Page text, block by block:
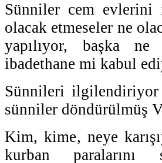
Sünniler cem evlerini
olacak etmeseler ne
yapılıyor, başka
ibadethane mi kabul
Sünnileri ilgilendiriyor
sünniler döndürülmüş
Kim, kime, neye
kurban paralarını